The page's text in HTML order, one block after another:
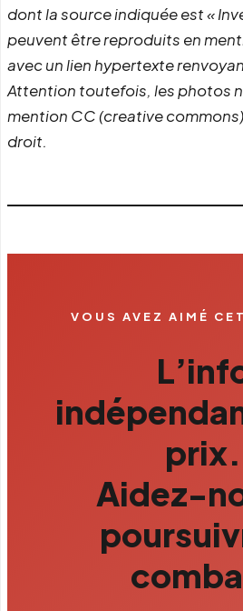
dont la source indiquée est «
peuvent être reproduits en
avec un lien hypertexte
Attention toutefois, les photos
mention CC (creative
droit.
VOUS AVEZ AIMÉ
prix.
Aidez-